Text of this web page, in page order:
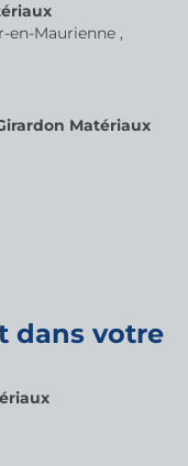
en-Maurienne ,
Matériaux
dans votre